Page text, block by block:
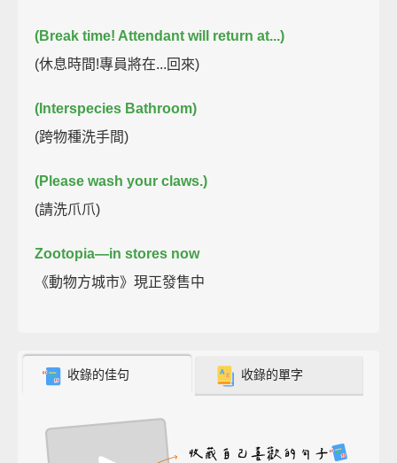
(Break time! Attendant will return at...)
(休息時間!專員將在...回來)
(Interspecies Bathroom)
(跨物種洗手間)
(Please wash your claws.)
(請洗爪爪)
Zootopia—in stores now
《動物方城市》現正發售中
收錄的佳句 收錄的單字